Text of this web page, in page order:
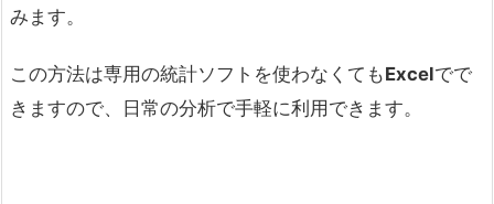
みます。
この方法は専用の統計ソフトを使わなくてもExcelでで
きますので、日常の分析で手軽に利用できます。